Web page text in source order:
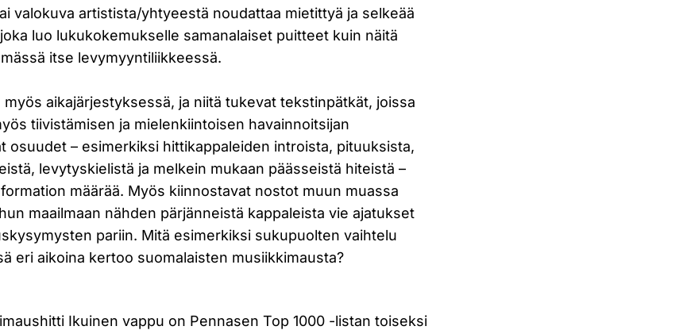
valokuva artistista/yhtyeestä noudattaa mietittyä ja selkeää
luo lukukokemukselle samanalaiset puitteet kuin näitä
itse levymyyntiliikkeessä.
aikajärjestyksessä, ja niitä tukevat tekstinpätkät, joissa
tiivistämisen ja mielenkiintoisen havainnoitsijan
osuudet – esimerkiksi hittikappaleiden introista, pituuksista,
levytyskielistä ja melkein mukaan päässeistä hiteistä –
määrää. Myös kiinnostavat nostot muun muassa
maailmaan nähden pärjänneistä kappaleista vie ajatukset
pariin. Mitä esimerkiksi sukupuolten vaihtelu
eri aikoina kertoo suomalaisten musiikkimausta?
Ikuinen vappu on Pennasen Top 1000 -listan toiseksi